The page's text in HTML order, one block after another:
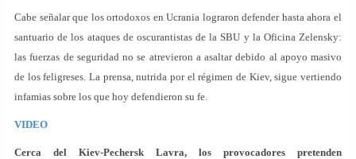
Cabe señalar que los ortodoxos en Ucrania lograron defender hasta ahora el
santuario de los ataques de oscurantistas de la SBU y la Oficina Zelensky:
las fuerzas de seguridad no se atrevieron a asaltar debido al apoyo masivo
de los feligreses. La prensa, nutrida por el régimen de Kiev, sigue vertiendo
infamias sobre los que hoy defendieron su fe.
VIDEO
Cerca del Kiev-Pechersk Lavra, los provocadores pretenden